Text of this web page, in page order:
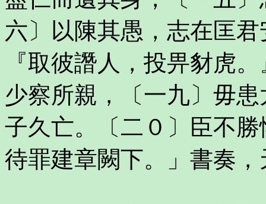
六〕以陳其愚，志在匡
『取彼譖人，投畀豺虎
少察所親，〔一九〕毋
子久亡。〔二０〕臣不
待罪建章闕下。」書奏